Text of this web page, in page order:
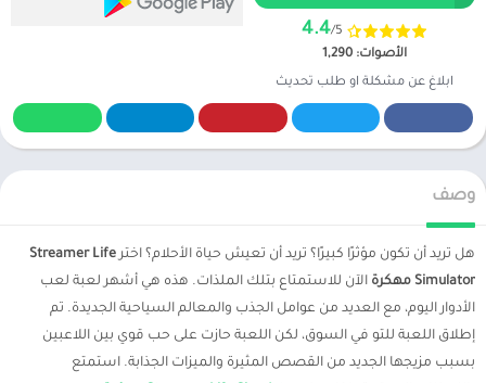
4.4/5
الأصوات: 1,290
ابلاغ عن مشكلة او طلب تحديث
وصف
هل تريد أن تكون مؤثرًا كبيرًا؟ تريد أن تعيش حياة الأحلام؟ اخترStreamer Life
Simulator مهكرة
الآن للاستمتاع بتلك الملذات. هذه هي أشهر لعبة لعب
الأدوار اليوم، مع العديد من عوامل الجذب والمعالم السياحية الجديدة. تم
إطلاق اللعبة للتو في السوق، لكن اللعبة حازت على حب قوي بين اللاعبين
بسبب مزيجها الجديد من القصص المثيرة والميزات الجذابة. استمتع